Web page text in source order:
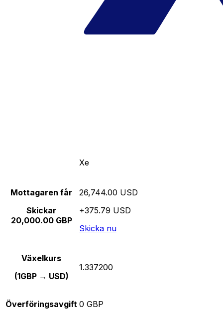
Xe
Mottagaren får
Skickar
20,000.00 GBP
26,744.00 USD
+375.79 USD
Skicka nu
Växelkurs
(1GBP → USD)
1.337200
Överföringsavgift 0 GBP